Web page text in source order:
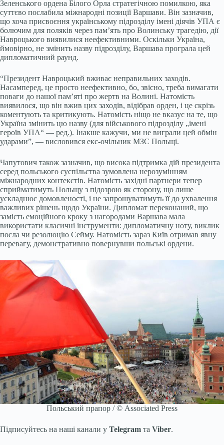
Зеленського ордена Білого Орла стратегічною помилкою, яка
суттєво послабила міжнародні позиції Варшави. Він зазначив,
що хоча присвоєння українському підрозділу імені діячів УПА є
болючим для поляків через пам’ять про Волинську трагедію, дії
Навроцького виявилися неефективними. Оскільки Україна,
ймовірно, не змінить назву підрозділу, Варшава програла цей
дипломатичний раунд.
“Президент Навроцький вживає неправильних заходів.
Насамперед, це просто неефективно, бо, звісно, треба вимагати
поваги до нашої пам’яті про жертв на Волині. Натомість
виявилося, що він вжив цих заходів, відібрав орден, і це скрізь
коментують та критикують. Натомість ніщо не вказує на те, що
Україна змінить цю назву (для військового підрозділу „імені
героїв УПА“ — ред.). Інакше кажучи, ми не виграли цей обмін
ударами”, — висловився екс-очільник МЗС Польщі.
Чапутович також зазначив, що висока підтримка дій президента
серед польського суспільства зумовлена нерозумінням
міжнародних контекстів. Натомість західні партнери тепер
сприйматимуть Польщу з підозрою як сторону, що лише
ускладнює домовленості, і не запрошуватимуть її до ухвалення
важливих рішень щодо України. Дипломат переконаний, що
замість емоційного кроку з нагородами Варшава мала
використати класичні інструменти: дипломатичну ноту, виклик
посла чи резолюцію Сейму. Натомість зараз Київ отримав явну
перевагу, демонстративно повернувши польські ордени.
Польський прапор / © Associated Press
Підписуйтесь на наші канали у Telegram та Viber.